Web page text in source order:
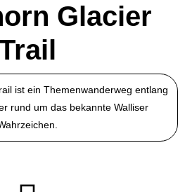
Glacier
ist ein Themenwanderweg entlang
rund um das bekannte Walliser